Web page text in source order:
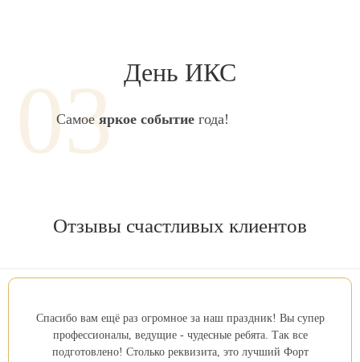
День ИКС
Самоеяркое событие года!
Отзывы счастливых клиентов
Спасибо вам ещё раз огромное за наш праздник! Вы супер
профессионалы, ведущие - чудесные ребята. Так все
подготовлено! Столько реквизита, это лучший Форт